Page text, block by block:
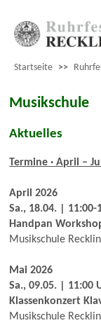
Startseite >>
Musikschule
Aktuelles
Termine · April –
April 2026
Sa., 18.04. | 11:00-
Handpan
Musikschule
Mai 2026
Sa., 09.05. | 11:00
Klassenkonzert
Musikschule